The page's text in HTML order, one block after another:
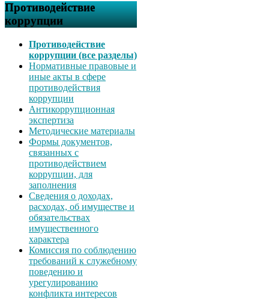
Противодействие
коррупции
Противодействие
коррупции (все разделы)
Нормативные правовые и
иные акты в сфере
противодействия
коррупции
Антикоррупционная
экспертиза
Методические материалы
Формы документов,
связанных с
противодействием
коррупции, для
заполнения
Сведения о доходах,
расходах, об имуществе и
обязательствах
имущественного
характера
Комиссия по соблюдению
требований к служебному
поведению и
урегулированию
конфликта интересов